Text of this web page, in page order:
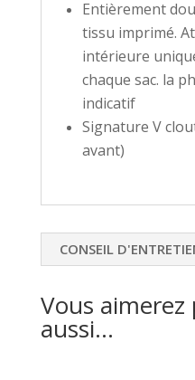
Entièrement
tissu imprimé.
intérieure
chaque sac. la
indicatif
Signature V
avant)
CONSEIL
Vous
aussi…